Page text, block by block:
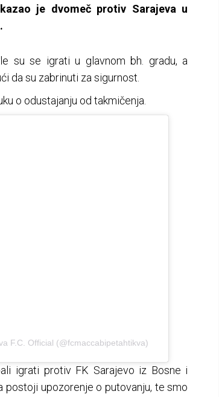
je dvomeč protiv Sarajeva u
su se igrati u glavnom bh. gradu, a
da su zabrinuti za sigurnost.
o odustajanju od takmičenja.
F.C. Official (@fcmaccabipetahtikva)
igrati protiv FK Sarajevo iz Bosne i
upozorenje o putovanju, te smo